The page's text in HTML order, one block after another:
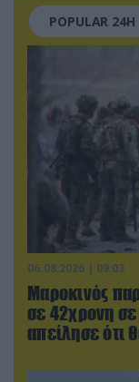
POPULAR 24H
06.08.2026 | 09:03
Μαροκινός
σε 42χρονη σε
απείλησε ότι